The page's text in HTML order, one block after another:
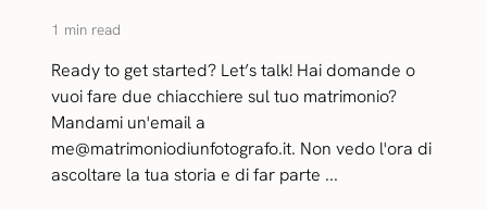
1 min read
Ready to get started? Let’s talk! Hai domande o
vuoi fare due chiacchiere sul tuo matrimonio?
Mandami un'email a
me@matrimoniodiunfotografo.it. Non vedo l'ora di
ascoltare la tua storia e di far parte ...